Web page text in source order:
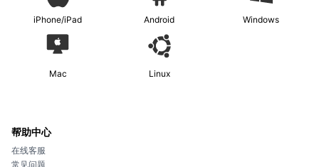
iPhone/iPad Android Windows
Mac Linux
帮助中心
在线客服
常见问题